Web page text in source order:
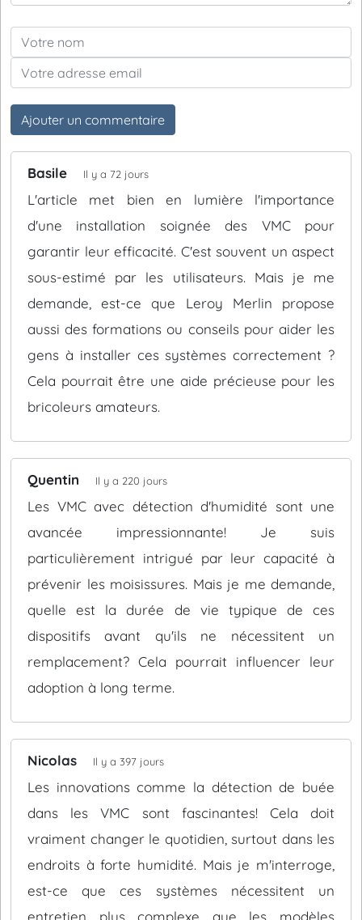
Ajouter un commentaire
Basile Il y a 72 jours
L'article met bien en lumière l'importance
d'une installation soignée des VMC pour
garantir leur efficacité. C'est souvent un aspect
sous-estimé par les utilisateurs. Mais je me
demande, est-ce que Leroy Merlin propose
aussi des formations ou conseils pour aider les
gens à installer ces systèmes correctement ?
Cela pourrait être une aide précieuse pour les
bricoleurs amateurs.
Quentin Il y a 220 jours
Les VMC avec détection d'humidité sont une
avancée impressionnante! Je suis
particulièrement intrigué par leur capacité à
prévenir les moisissures. Mais je me demande,
quelle est la durée de vie typique de ces
dispositifs avant qu'ils ne nécessitent un
remplacement? Cela pourrait influencer leur
adoption à long terme.
Nicolas Il y a 397 jours
Les innovations comme la détection de buée
dans les VMC sont fascinantes! Cela doit
vraiment changer le quotidien, surtout dans les
endroits à forte humidité. Mais je m'interroge,
est-ce que ces systèmes nécessitent un
entretien plus complexe que les modèles